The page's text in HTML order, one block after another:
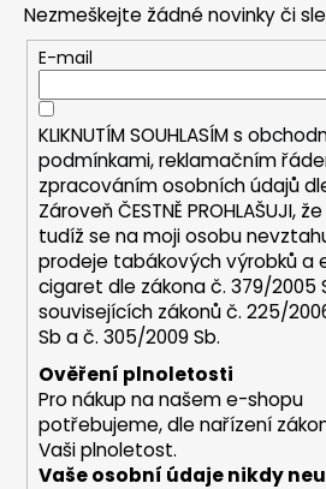
Nezmeškejte žádné novinky či
E-mail
KLIKNUTÍM SOUHLASÍM s
podmínkami,reklamačním
zpracováním osobních údajů
Zároveň ČESTNĚ PROHLAŠUJI,
tudíž se na moji osobu
prodeje tabákových výrobků a
cigaret dle zákona č. 379/2005
souvisejících zákonů č. 225/
Sb a č. 305/2009 Sb.
Ověření plnoletosti
Pro nákup na našem e-shopu
potřebujeme, dle nařízení
Vaši plnoletost.
Vaše osobní údaje nikdy